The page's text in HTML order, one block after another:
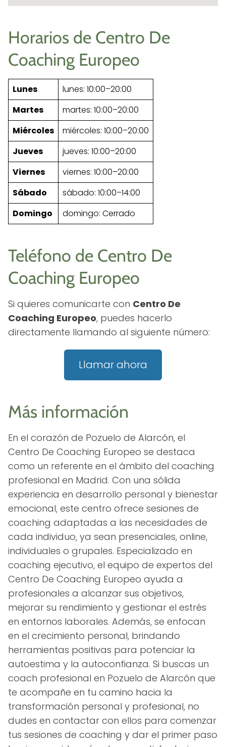
Horarios de Centro De
Coaching Europeo
Lunes
lunes: 10:00–20:00
Martes
martes: 10:00–20:00
Miércoles
miércoles: 10:00–20:00
Jueves
jueves: 10:00–20:00
Viernes
viernes: 10:00–20:00
Sábado
sábado: 10:00–14:00
Domingo
domingo: Cerrado
Teléfono de Centro De
Coaching Europeo
Si quieres comunicarte con Centro De
Coaching Europeo, puedes hacerlo
directamente llamando al siguiente número:
Llamar ahora
Más información
En el corazón de Pozuelo de Alarcón, el
Centro De Coaching Europeo se destaca
como un referente en el ámbito del coaching
profesional en Madrid. Con una sólida
experiencia en desarrollo personal y bienestar
emocional, este centro ofrece sesiones de
coaching adaptadas a las necesidades de
cada individuo, ya sean presenciales, online,
individuales o grupales. Especializado en
coaching ejecutivo, el equipo de expertos del
Centro De Coaching Europeo ayuda a
profesionales a alcanzar sus objetivos,
mejorar su rendimiento y gestionar el estrés
en entornos laborales. Además, se enfocan
en el crecimiento personal, brindando
herramientas positivas para potenciar la
autoestima y la autoconfianza. Si buscas un
coach profesional en Pozuelo de Alarcón que
te acompañe en tu camino hacia la
transformación personal y profesional, no
dudes en contactar con ellos para comenzar
tus sesiones de coaching y dar el primer paso